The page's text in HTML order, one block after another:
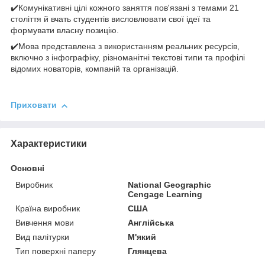
✔️Комунікативні цілі кожного заняття пов'язані з темами 21
століття й вчать студентів висловлювати свої ідеї та
формувати власну позицію.
✔️Мова представлена з використанням реальних ресурсів,
включно з інфографіку, різноманітні текстові типи та профілі
відомих новаторів, компаній та організацій.
Приховати
Характеристики
Основні
Виробник
National Geographic
Cengage Learning
Країна виробник
США
Вивчення мови
Англійська
Вид палітурки
М'який
Тип поверхні паперу
Глянцева